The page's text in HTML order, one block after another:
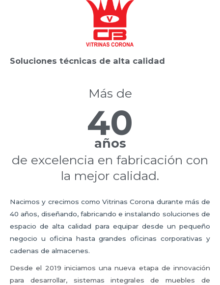
Soluciones técnicas de alta calidad
Más de
años
40
de excelencia en fabricación con
la mejor calidad.​
Nacimos y crecimos como Vitrinas Corona durante más de
40 años, diseñando, fabricando e instalando soluciones de
espacio de alta calidad para equipar desde un pequeño
negocio u oficina hasta grandes oficinas corporativas y
cadenas de almacenes.
Desde el 2019 iniciamos una nueva etapa de innovación
para desarrollar, sistemas integrales de muebles de